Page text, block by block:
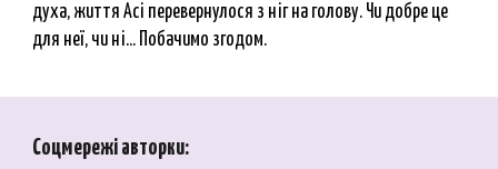
духа, життя Асі перевернулося з ніг на голову. Чи добре це
для неї, чи ні... Побачимо згодом.
Соцмережі авторки: